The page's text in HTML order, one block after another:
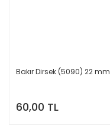
Bakır Dirsek (5090) 22 mm
60,00 TL